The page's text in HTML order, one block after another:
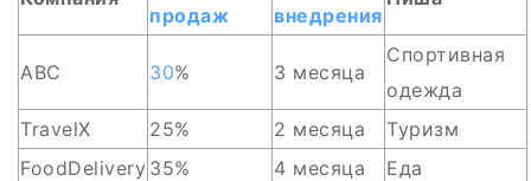
продаж
внедрения
ABC 30% 3 месяца
Спортивная
одежда
TravelX
25% 2 месяца
Туризм
FoodDelivery 35% 4 месяца
Еда